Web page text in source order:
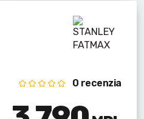
0 recenzia